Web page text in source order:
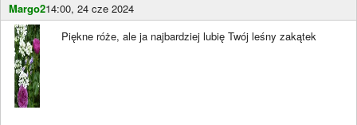
Margo214:00, 24 cze 2024
Piękne róże, ale ja najbardziej lubię Twój leśny zakątek